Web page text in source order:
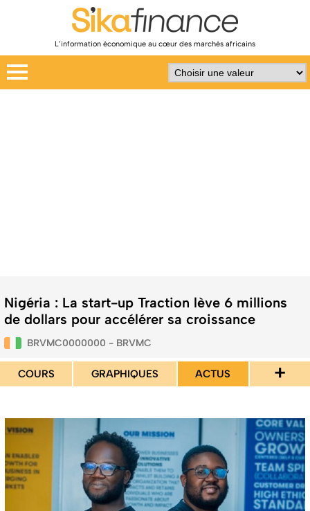
L’information économique au cœur des marchés africains
Nigéria : La start-up Traction lève 6 millions
de dollars pour accélérer sa croissance
BRVMC0000000 - BRVMC
COURS GRAPHIQUES ACTUS +